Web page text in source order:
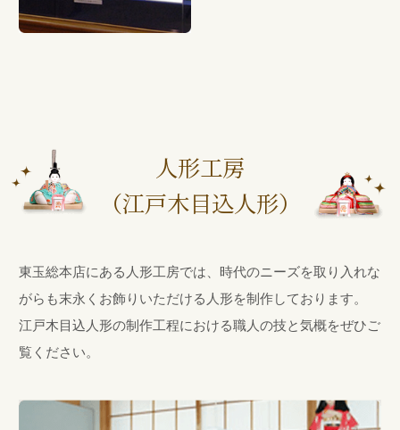
人形工房
（江戸木目込人形）
東玉総本店にある人形工房では、時代のニーズを取り入れな
がらも末永くお飾りいただける人形を制作しております。
江戸木目込人形の制作工程における職人の技と気概をぜひご
覧ください。